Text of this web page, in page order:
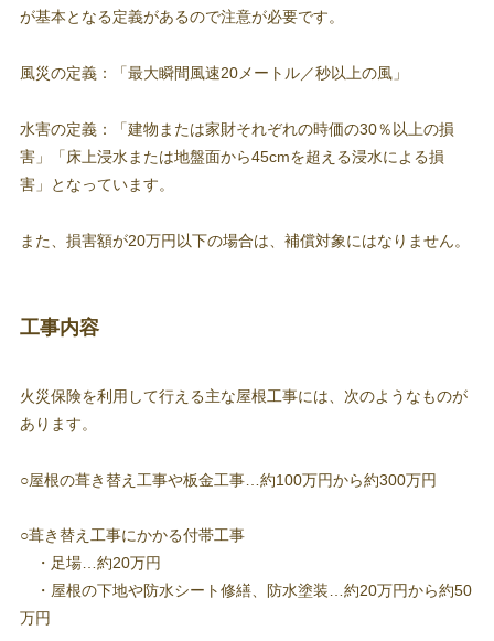
が基本となる定義があるので注意が必要です。
風災の定義：「最大瞬間風速20メートル／秒以上の風」
水害の定義：「建物または家財それぞれの時価の30％以上の損
害」「床上浸水または地盤面から45cmを超える浸水による損
害」となっています。
また、損害額が20万円以下の場合は、補償対象にはなりません。
工事内容
火災保険を利用して行える主な屋根工事には、次のようなものが
あります。
○屋根の葺き替え工事や板金工事…約100万円から約300万円
○葺き替え工事にかかる付帯工事
・足場…約20万円
・屋根の下地や防水シート修繕、防水塗装…約20万円から約50
万円